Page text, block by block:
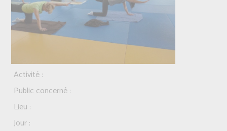
Activité :
Public concerné :
Lieu :
Jour :